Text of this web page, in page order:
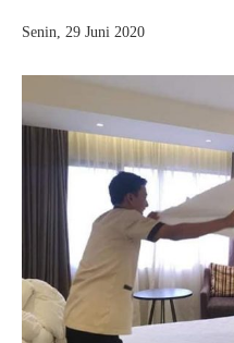
Senin, 29 Juni 2020